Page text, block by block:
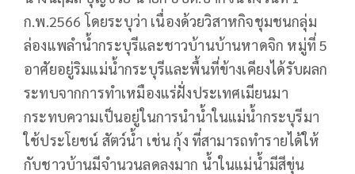
ก.พ.2566 โดยระบุว่า เนื่องด้วยวิสาหกิจชุมชนกลุ่ม
ล่องแพลำน้ำกระบุรีและชาวบ้านบ้านหาดจิก หมู่ที่ 5
อาศัยอยู่ริมแม่น้ำกระบุรีและพื้นที่ข้างเคียงได้รับผลก
ระทบจากการทำเหมืองแร่ฝั่งประเทศเมียนมา
กระทบความเป็นอยู่ในการนำน้ำในแม่น้ำกระบุรีมา
ใช้ประโยชน์ สัตว์น้ำ เช่น กุ้ง ที่สามารถทำรายได้ให้
กับชาวบ้านมีจำนวนลดลงมาก น้ำในแม่น้ำมีสีขุ่น